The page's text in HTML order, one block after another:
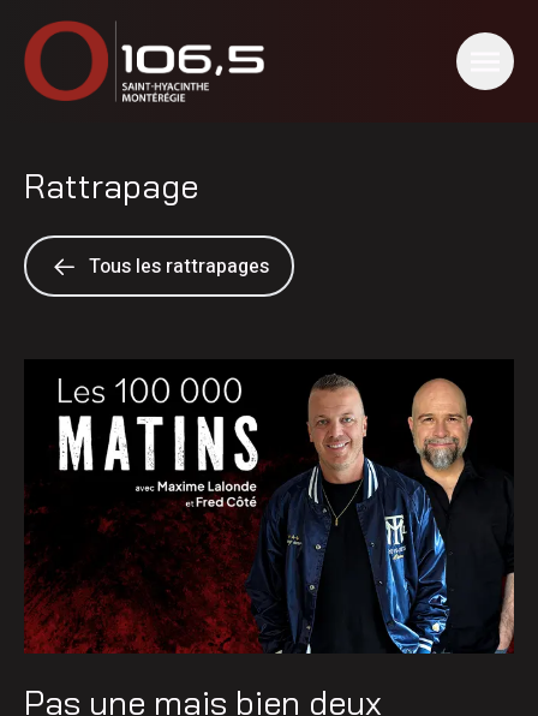
Rattrapage
Tous les rattrapages
Pas une mais bien deux